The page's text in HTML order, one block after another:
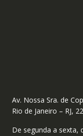
Av. Nossa Sra. de
Rio de Janeiro – RJ,
De segunda a sexta,